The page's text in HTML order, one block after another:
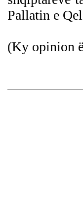
Pallatin e
(Ky opinion